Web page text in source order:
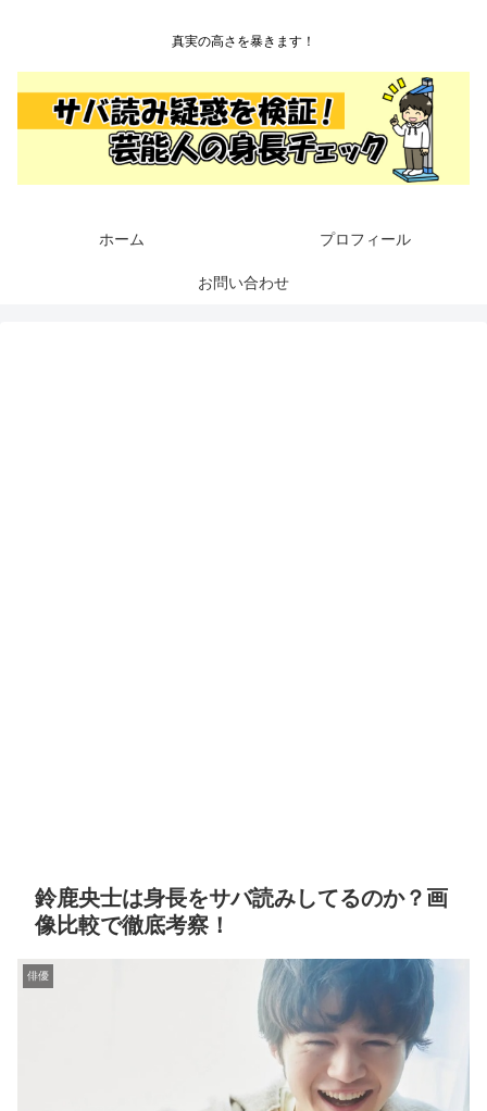
真実の高さを暴きます！
ホーム プロフィール
お問い合わせ
鈴鹿央士は身長をサバ読みしてるのか？画
像比較で徹底考察！
俳優